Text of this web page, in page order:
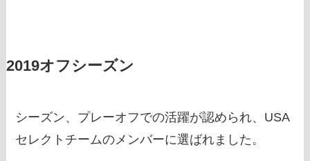
2019オフシーズン
シーズン、プレーオフでの活躍が認められ、USA
セレクトチームのメンバーに選ばれました。